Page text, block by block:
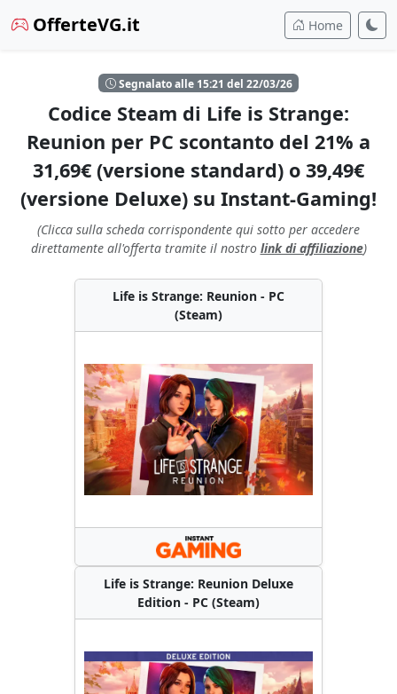
OfferteVG.it Home
Segnalato alle 15:21 del 22/03/26
Codice Steam di Life is Strange:
Reunion per PC scontanto del 21% a
31,69€ (versione standard) o 39,49€
(versione Deluxe) su Instant-Gaming!
(Clicca sulla scheda corrispondente qui sotto per accedere
direttamente all'offerta tramite il nostro link di affiliazione)
Life is Strange: Reunion - PC
(Steam)
Life is Strange: Reunion Deluxe
Edition - PC (Steam)